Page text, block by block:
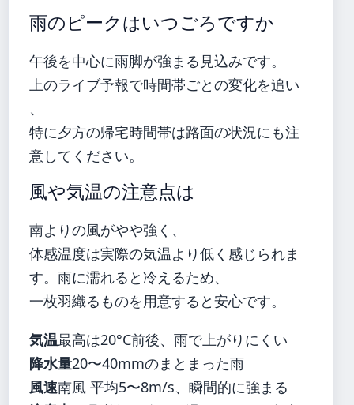
雨のピークはいつごろですか
午後を中心に雨脚が強まる見込みです。
上のライブ予報で時間帯ごとの変化を追い
、
特に夕方の帰宅時間帯は路面の状況にも注
意してください。
風や気温の注意点は
南よりの風がやや強く、
体感温度は実際の気温より低く感じられま
す。雨に濡れると冷えるため、
一枚羽織るものを用意すると安心です。
気温最高は20°C前後、雨で上がりにくい
降水量20〜40mmのまとまった雨
風速南風 平均5〜8m/s、瞬間的に強まる